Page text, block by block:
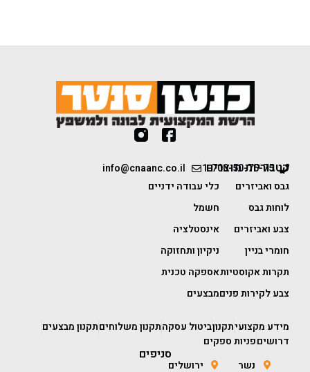
1-700-50-75-75
info@cnaanc.co.il קטגוריות מוצרים
גבס ואביזרים
לוחות גבס
צבע ואביזרים
חומרי בניין
תקרות אקוסטיות
צבע לקירות פנים
כלי עבודה ידניים
חשמל
אינסטלציה
ניקיון ותחזוקה
אספקה טכנית
מבצעים
מידע מקצועיתקנוןביטול עסקהתקנון משלוחיםתקנון מבצעים
דרושיםפניות ספקים
סניפים
נשר ירושלים